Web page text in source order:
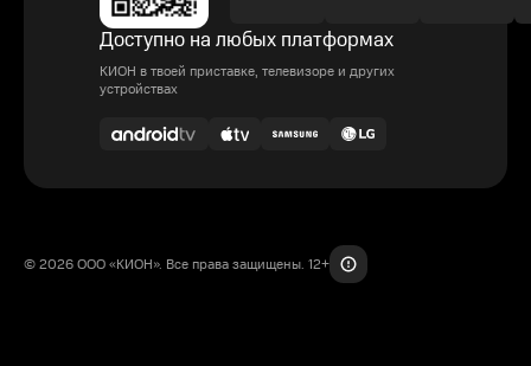
Доступно на любых платформах
КИОН в твоей приставке, телевизоре и других
устройствах
© 2026 ООО «КИОН». Все права защищены. 12+